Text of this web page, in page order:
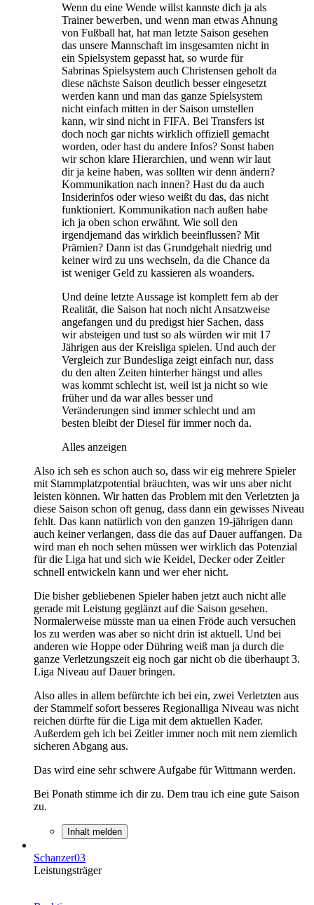
Wenn du eine Wende willst kannste dich ja als
Trainer bewerben, und wenn man etwas Ahnung
von Fußball hat, hat man letzte Saison gesehen
das unsere Mannschaft im insgesamten nicht in
ein Spielsystem gepasst hat, so wurde für
Sabrinas Spielsystem auch Christensen geholt da
diese nächste Saison deutlich besser eingesetzt
werden kann und man das ganze Spielsystem
nicht einfach mitten in der Saison umstellen
kann, wir sind nicht in FIFA. Bei Transfers ist
doch noch gar nichts wirklich offiziell gemacht
worden, oder hast du andere Infos? Sonst haben
wir schon klare Hierarchien, und wenn wir laut
dir ja keine haben, was sollten wir denn ändern?
Kommunikation nach innen? Hast du da auch
Insiderinfos oder wieso weißt du das, das nicht
funktioniert. Kommunikation nach außen habe
ich ja oben schon erwähnt. Wie soll den
irgendjemand das wirklich beeinflussen? Mit
Prämien? Dann ist das Grundgehalt niedrig und
keiner wird zu uns wechseln, da die Chance da
ist weniger Geld zu kassieren als woanders.
Und deine letzte Aussage ist komplett fern ab der
Realität, die Saison hat noch nicht Ansatzweise
angefangen und du predigst hier Sachen, dass
wir absteigen und tust so als würden wir mit 17
Jährigen aus der Kreisliga spielen. Und auch der
Vergleich zur Bundesliga zeigt einfach nur, dass
du den alten Zeiten hinterher hängst und alles
was kommt schlecht ist, weil ist ja nicht so wie
früher und da war alles besser und
Veränderungen sind immer schlecht und am
besten bleibt der Diesel für immer noch da.
Alles anzeigen
Also ich seh es schon auch so, dass wir eig mehrere Spieler
mit Stammplatzpotential bräuchten, was wir uns aber nicht
leisten können. Wir hatten das Problem mit den Verletzten ja
diese Saison schon oft genug, dass dann ein gewisses Niveau
fehlt. Das kann natürlich von den ganzen 19-jährigen dann
auch keiner verlangen, dass die das auf Dauer auffangen. Da
wird man eh noch sehen müssen wer wirklich das Potenzial
für die Liga hat und sich wie Keidel, Decker oder Zeitler
schnell entwickeln kann und wer eher nicht.
Die bisher gebliebenen Spieler haben jetzt auch nicht alle
gerade mit Leistung geglänzt auf die Saison gesehen.
Normalerweise müsste man ua einen Fröde auch versuchen
los zu werden was aber so nicht drin ist aktuell. Und bei
anderen wie Hoppe oder Dühring weiß man ja durch die
ganze Verletzungszeit eig noch gar nicht ob die überhaupt 3.
Liga Niveau auf Dauer bringen.
Also alles in allem befürchte ich bei ein, zwei Verletzten aus
der Stammelf sofort besseres Regionalliga Niveau was nicht
reichen dürfte für die Liga mit dem aktuellen Kader.
Außerdem geh ich bei Zeitler immer noch mit nem ziemlich
sicheren Abgang aus.
Das wird eine sehr schwere Aufgabe für Wittmann werden.
Bei Ponath stimme ich dir zu. Dem trau ich eine gute Saison
zu.
Inhalt melden
Schanzer03
Leistungsträger